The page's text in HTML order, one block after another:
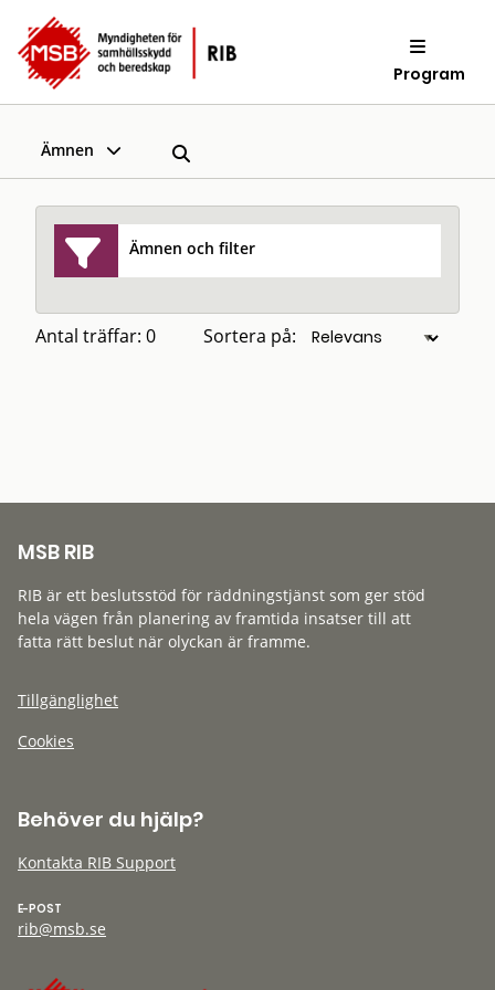
Program
Ämnen
Ämnen och filter
Antal träffar: 0 Sortera på:
MSB RIB
RIB är ett beslutsstöd för räddningstjänst som ger stöd
hela vägen från planering av framtida insatser till att
fatta rätt beslut när olyckan är framme.
Tillgänglighet
Cookies
Behöver du hjälp?
Kontakta RIB Support
E-POST
rib@msb.se